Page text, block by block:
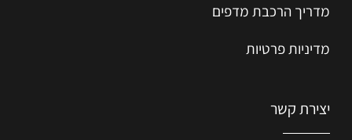
מדריך הרכבת מדפים
מדיניות פרטיות
יצירת קשר